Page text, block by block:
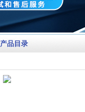
产品目录